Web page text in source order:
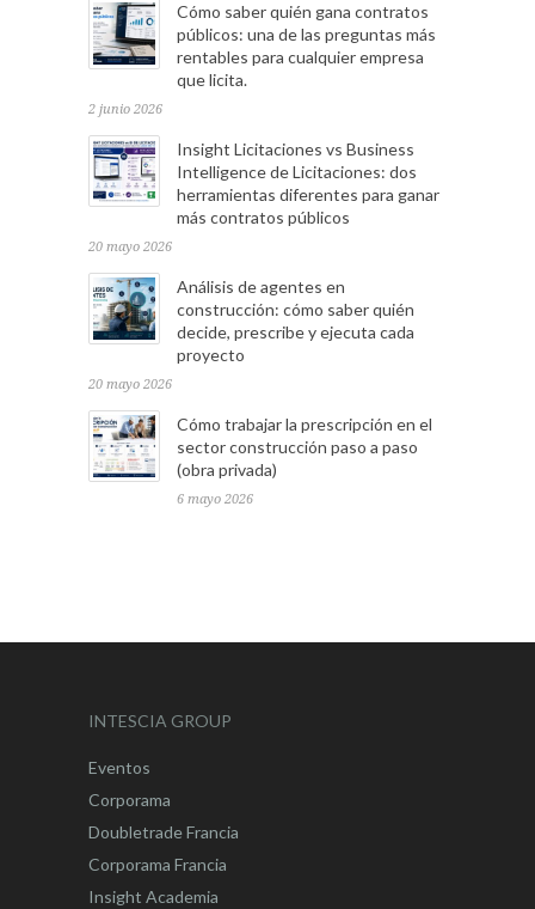
Cómo saber quién gana contratos
públicos: una de las preguntas más
rentables para cualquier empresa
que licita.
2 junio 2026
Insight Licitaciones vs Business
Intelligence de Licitaciones: dos
herramientas diferentes para ganar
más contratos públicos
20 mayo 2026
Análisis de agentes en
construcción: cómo saber quién
decide, prescribe y ejecuta cada
proyecto
20 mayo 2026
Cómo trabajar la prescripción en el
sector construcción paso a paso
(obra privada)
6 mayo 2026
INTESCIA GROUP
Eventos
Corporama
Doubletrade Francia
Corporama Francia
Insight Academia